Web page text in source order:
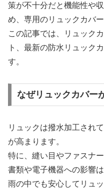
策が不十分だと機能性や
め、専用のリュックカバ
この記事では、リュック
ト、最新の防水リュック
す。
なぜリュックカバー
リュックは撥水加工され
が高まります。
特に、縫い目やファスナ
書類や電子機器への影響は
雨の中でも安心してリュ